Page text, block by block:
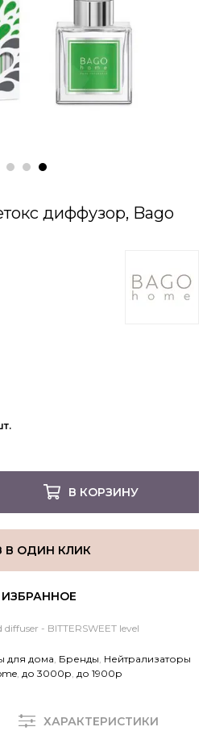
диффузор, Bago
В КОРЗИНУ
В ОДИН КЛИК
- BITTERSWEET level
для дома Бренды Нейтрализаторы
до 3000р до 1900р
ХАРАКТЕРИСТИКИ